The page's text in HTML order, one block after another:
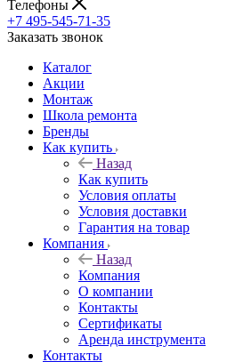
Телефоны
+7 495-545-71-35
Заказать звонок
Каталог
Акции
Монтаж
Школа ремонта
Бренды
Как купить
Назад
Как купить
Условия оплаты
Условия доставки
Гарантия на товар
Компания
Назад
Компания
О компании
Контакты
Сертификаты
Аренда инструмента
Контакты